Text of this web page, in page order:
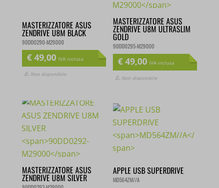
MASTERIZZATORE ASUS
ZENDRIVE U8M BLACK
90DD0290-M29000
€49,00
MASTERIZZATORE ASUS
ZENDRIVE U8M ULTRASLIM
GOLD
90DD0295-M29000
€49,00 IVA inclusa
ZENDRIVE U8M SILVER
90DD0292-M29000
MD564ZM//A